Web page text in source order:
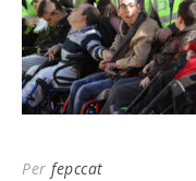
Per fepccat